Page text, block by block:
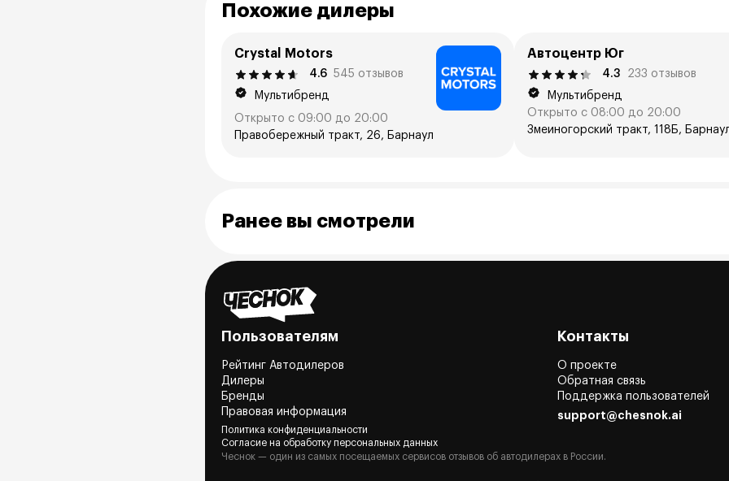
Похожие дилеры
Crystal Motors
4.6 545 отзывов
Мультибренд
Открыто с 09:00 до 20:00
Правобережный тракт, 26, Барнаул
Автоцентр Юг
4.3
233 отзывов
Мультибренд
Открыто с 08:00 до 20:00
Змеиногорский тракт, 118Б,
Ранее вы смотрели
Пользователям
Рейтинг Автодилеров
Дилеры
Бренды
Правовая информация
Контакты
О проекте
Обратная связь
Поддержка пользователей
support@chesnok.ai
Политика конфиденциальности
Согласие на обработку персональных данных
Чеснок — один из самых посещаемых сервисов отзывов об автодилерах в России.